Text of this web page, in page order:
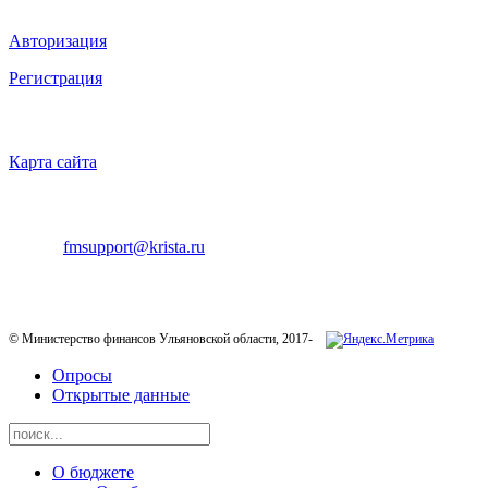
Авторизация
Регистрация
Карта сайта
fmsupport@krista.ru
© Министерство финансов Ульяновской области, 2017-
Опросы
Открытые данные
О бюджете